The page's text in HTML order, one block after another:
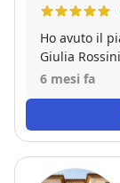
Ho avuto il
Giulia
sito a
conoscono
con
6 mesi fa